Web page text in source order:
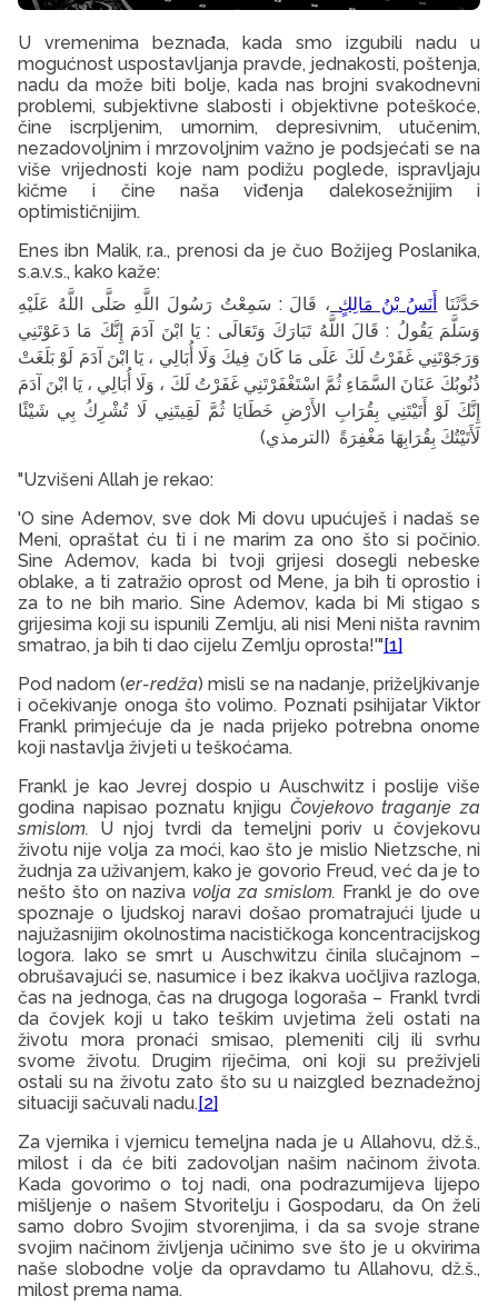
U vremenima beznađa, kada smo izgubili nadu u
mogućnost uspostavljanja pravde, jednakosti, poštenja,
nadu da može biti bolje, kada nas brojni svakodnevni
problemi, subjektivne slabosti i objektivne poteškoće,
čine iscrpljenim, umornim, depresivnim, utučenim,
nezadovoljnim i mrzovoljnim važno je podsjećati se na
više vrijednosti koje nam podižu poglede, ispravljaju
kičme i čine naša viđenja dalekosežnijim i
optimističnijim.
Enes ibn Malik, r.a., prenosi da je čuo Božijeg Poslanika,
s.a.v.s., kako kaže:
حَدَّثَنَا أَنَسُ بْنُ مَالِكٍ ، قَالَ : سَمِعْتُ رَسُولَ اللَّهِ صَلَّى اللَّهُ عَلَيْهِ
وَسَلَّمَ يَقُولُ : قَالَ اللَّهُ تَبَارَكَ وَتَعَالَى :يَا ابْنَ آدَمَ إِنَّكَ مَا دَعَوْتَنِي
وَرَجَوْتَنِي غَفَرْتُ لَكَ عَلَى مَا كَانَ فِيكَ وَلَا أُبَالِي ، يَا ابْنَ آدَمَ لَوْ بَلَغَتْ
ذُنُوبُكَ عَنَانَ السَّمَاءِ ثُمَّ اسْتَغْفَرْتَنِي غَفَرْتُ لَكَ ، وَلَا أُبَالِي ، يَا ابْنَ آدَمَ
إِنَّكَ لَوْ أَتَيْتَنِي بِقُرَابِ الأَرْضِ خَطَايَا ثُمَّ لَقِيتَنِي لَا تُشْرِكُ بِي شَيْئًا
لَأَتَيْتُكَ بِقُرَابِهَا مَغْفِرَةً (الترمذي)
"Uzvišeni Allah je rekao:
'O sine Ademov, sve dok Mi dovu upućuješ i nadaš se
Meni, opraštat ću ti i ne marim za ono što si počinio.
Sine Ademov, kada bi tvoji grijesi dosegli nebeske
oblake, a ti zatražio oprost od Mene, ja bih ti oprostio i
za to ne bih mario. Sine Ademov, kada bi Mi stigao s
grijesima koji su ispunili Zemlju, ali nisi Meni ništa ravnim
smatrao, ja bih ti dao cijelu Zemlju oprosta!'"[1]
Pod nadom (er-redža) misli se na nadanje, priželjkivanje
i očekivanje onoga što volimo. Poznati psihijatar Viktor
Frankl primjećuje da je nada prijeko potrebna onome
koji nastavlja živjeti u teškoćama.
Frankl je kao Jevrej dospio u Auschwitz i poslije više
godina napisao poznatu knjigu Čovjekovo traganje za
smislom. U njoj tvrdi da temeljni poriv u čovjekovu
životu nije volja za moći, kao što je mislio Nietzsche, ni
žudnja za uživanjem, kako je govorio Freud, već da je to
nešto što on naziva volja za smislom. Frankl je do ove
spoznaje o ljudskoj naravi došao promatrajući ljude u
najužasnijim okolnostima nacističkoga koncentracijskog
logora. Iako se smrt u Auschwitzu činila slučajnom –
obrušavajući se, nasumice i bez ikakva uočljiva razloga,
čas na jednoga, čas na drugoga logoraša – Frankl tvrdi
da čovjek koji u tako teškim uvjetima želi ostati na
životu mora pronaći smisao, plemeniti cilj ili svrhu
svome životu. Drugim riječima, oni koji su preživjeli
ostali su na životu zato što su u naizgled beznadežnoj
situaciji sačuvali nadu.[2]
Za vjernika i vjernicu temeljna nada je u Allahovu, dž.š.,
milost i da će biti zadovoljan našim načinom života.
Kada govorimo o toj nadi, ona podrazumijeva lijepo
mišljenje o našem Stvoritelju i Gospodaru, da On želi
samo dobro Svojim stvorenjima, i da sa svoje strane
svojim načinom življenja učinimo sve što je u okvirima
naše slobodne volje da opravdamo tu Allahovu, dž.š.,
milost prema nama.